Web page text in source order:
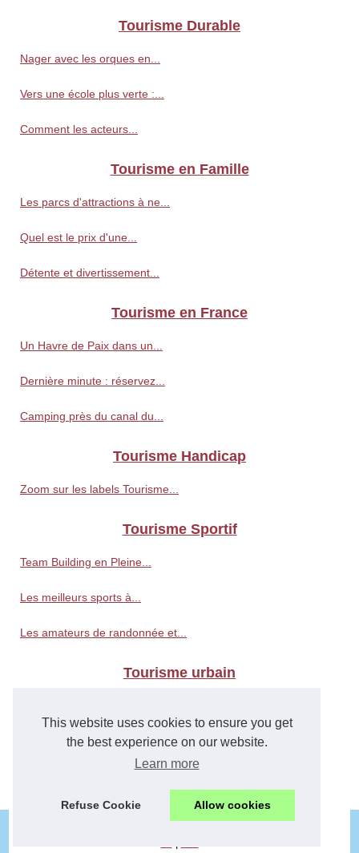
This website uses cookies to ensure you get
the best experience on our website.
Learn more
Refuse Cookie Allow cookies
Tourisme Durable
Nager avec les orques en...
Vers une école plus verte :...
Comment les acteurs...
Tourisme en Famille
Les parcs d'attractions à ne...
Quel est le prix d'une...
Détente et divertissement...
Tourisme en France
Un Havre de Paix dans un...
Dernière minute : réservez...
Camping près du canal du...
Tourisme Handicap
Zoom sur les labels Tourisme...
Tourisme Sportif
Team Building en Pleine...
Les meilleurs sports à...
Les amateurs de randonnée et...
Tourisme urbain
Une journée de tourisme...